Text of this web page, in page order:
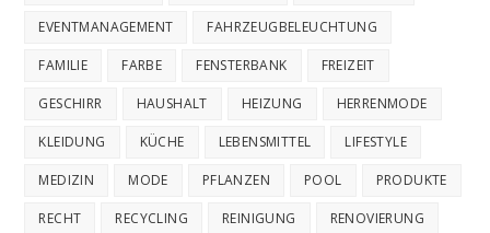
EVENTMANAGEMENT FAHRZEUGBELEUCHTUNG
FAMILIE FARBE FENSTERBANK FREIZEIT
GESCHIRR HAUSHALT HEIZUNG HERRENMODE
KLEIDUNG KÜCHE LEBENSMITTEL LIFESTYLE
MEDIZIN MODE PFLANZEN POOL PRODUKTE
RECHT RECYCLING REINIGUNG RENOVIERUNG